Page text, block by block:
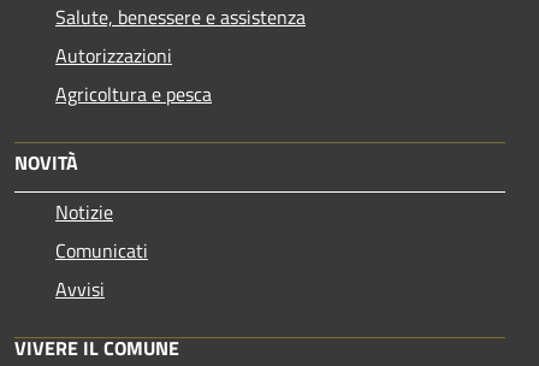
Salute, benessere e assistenza
Autorizzazioni
Agricoltura e pesca
NOVITÀ
Notizie
Comunicati
Avvisi
VIVERE IL COMUNE